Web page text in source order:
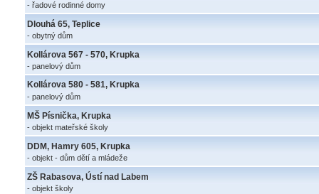
- řadové rodinné domy
Dlouhá 65, Teplice
- obytný dům
Kollárova 567 - 570, Krupka
- panelový dům
Kollárova 580 - 581, Krupka
- panelový dům
MŠ Písnička, Krupka
- objekt mateřské školy
DDM, Hamry 605, Krupka
- objekt - dům dětí a mládeže
ZŠ Rabasova, Ústí nad Labem
- objekt školy